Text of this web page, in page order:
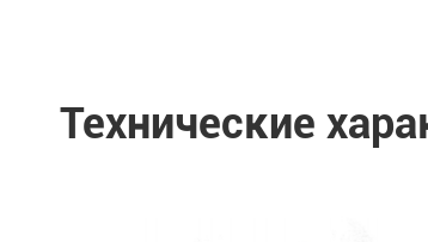
Технические